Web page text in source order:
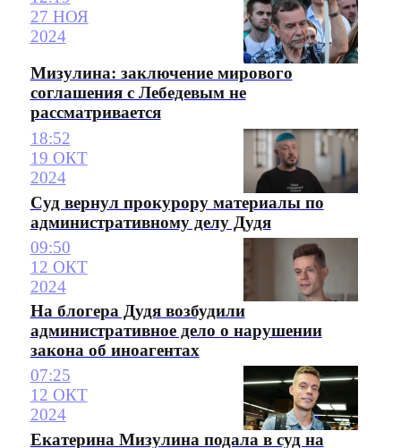
27 НОЯ
2024
Мизулина: заключение мирового
соглашения с Лебедевым не
рассматривается
18:52
19 ОКТ
2024
Суд вернул прокурору материалы по
административному делу Дудя
09:50
12 ОКТ
2024
На блогера Дудя возбудили
административное дело о нарушении
закона об иноагентах
07:25
12 ОКТ
2024
Екатерина Мизулина подала в суд на